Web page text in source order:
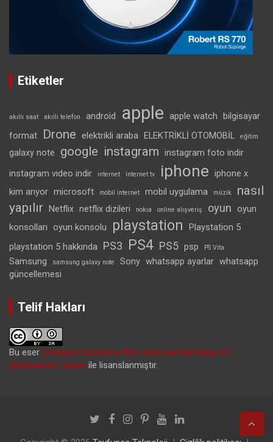
Etiketler
akıllı saat akıllı telefon android apple apple watch bilgisayar
format
Drone elektrikli araba ELEKTRİKLİ OTOMOBİL eğitim
galaxy note google instagram instagram foto indir
instagram video indir
internet internet tv iphone iphone x
kim arıyor microsoft mobil internet mobil uygulama müzik
nasıl
yapılır Netflix netflix dizileri nokia online alışveriş oyun
oyun
konsolları
oyun konsolu playstation
Playstation 5
playstation 5 hakkında
PS3 PS4 PS5 psp PS Vita
Samsung samsung galaxy note Sony whatsapp ayarlar whatsapp
güncellemesi
Telif Hakları
Bu eser Creative Commons Atıf-AynıLisanslaPaylaş 4.0
Uluslararası Lisansı ile lisanslanmıştır.